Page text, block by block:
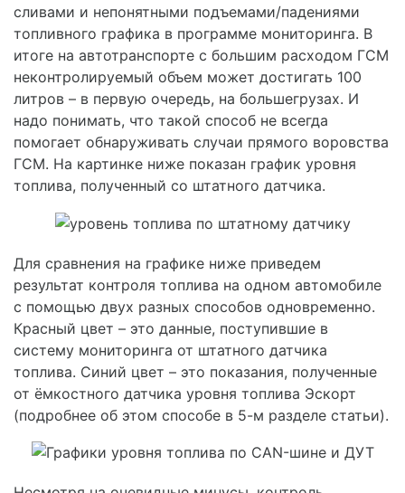
сливами и непонятными подъемами/падениями
топливного графика в программе мониторинга. В
итоге на автотранспорте с большим расходом ГСМ
неконтролируемый объем может достигать 100
литров – в первую очередь, на большегрузах. И
надо понимать, что такой способ не всегда
помогает обнаруживать случаи прямого воровства
ГСМ. На картинке ниже показан график уровня
топлива, полученный со штатного датчика.
Для сравнения на графике ниже приведем
результат контроля топлива на одном автомобиле
с помощью двух разных способов одновременно.
Красный цвет – это данные, поступившие в
систему мониторинга от штатного датчика
топлива. Синий цвет – это показания, полученные
от ёмкостного датчика уровня топлива Эскорт
(подробнее об этом способе в 5-м разделе статьи).